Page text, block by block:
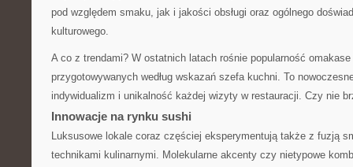
pod względem smaku, jak i jakości obsługi oraz ogólnego
kulturowego.
A co z trendami? W ostatnich latach rośnie popularność
przygotowywanych według wskazań szefa kuchni. To
indywidualizm i unikalność każdej wizyty w restauracji. Czy nie
Innowacje na rynku sushi
Luksusowe lokale coraz częściej eksperymentują także z fuzją
technikami kulinarnymi. Molekularne akcenty czy nietypowe